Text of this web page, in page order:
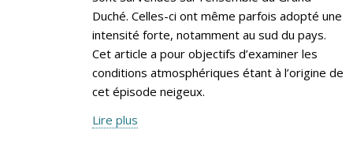
Duché. Celles-ci ont même parfois adopté une
intensité forte, notamment au sud du pays.
Cet article a pour objectifs d’examiner les
conditions atmosphériques étant à l’origine de
cet épisode neigeux.
Lire plus